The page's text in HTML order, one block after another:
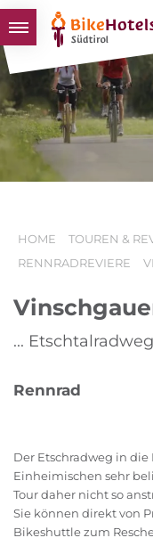
BIKEHOTELS
HOTELS &
TOUREN &
SÜDTIROL
HOME TOUREN &
RENNRADREVIERE
... Etschtalradweg
Rennrad
Der Etschradweg in die
Einheimischen sehr
Tour daher nicht so
Sie können direkt von
Bikeshuttle zum